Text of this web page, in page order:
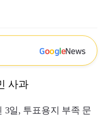
GoogleNews
사과
3일, 투표용지 부족 문